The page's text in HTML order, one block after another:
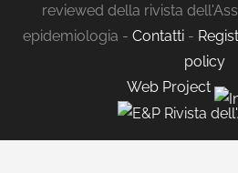
reviewed della rivista
epidemiologia - Contatti -
policy
Web Project